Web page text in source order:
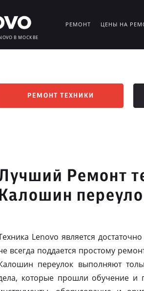
В МОСКВЕ
РЕМОНТ ЦЕНЫ НА
РЕМОНТ ТЕХНИКИ
Ремонт
Калошин
Lenovo является
всегда поддается простому
переулок выполняют
которые прошли обучение и